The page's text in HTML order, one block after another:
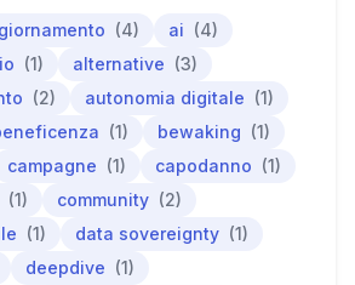
(4) ai (4)
(1) alternative (3)
(2) autonomia digitale (1)
(1) bewaking (1)
campagne (1) capodanno (1)
(1) community (2)
(1) data sovereignty (1)
deepdive (1)